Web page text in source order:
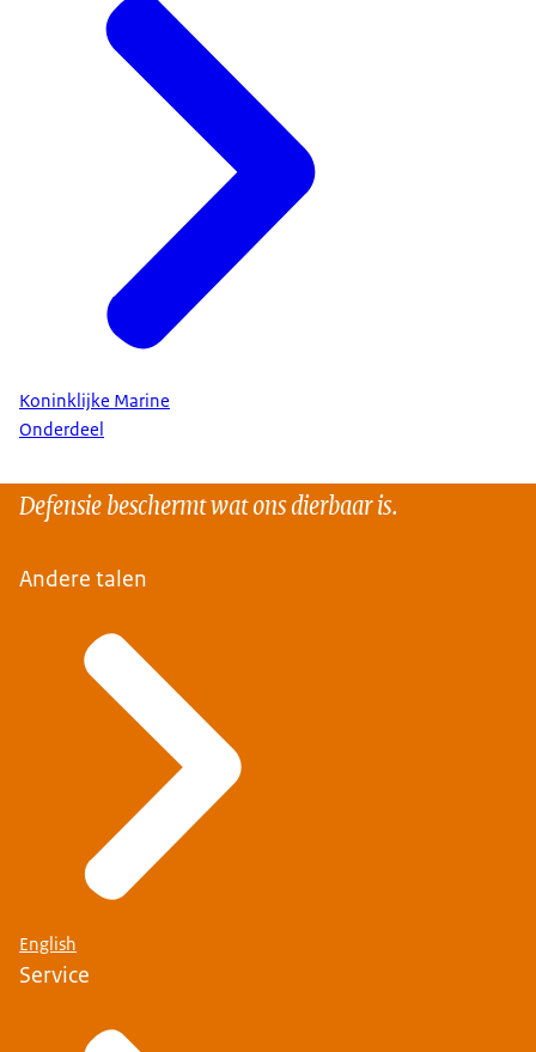
Koninklijke Marine
Onderdeel
Defensie beschermt wat ons dierbaar is.
Andere talen
English
Service